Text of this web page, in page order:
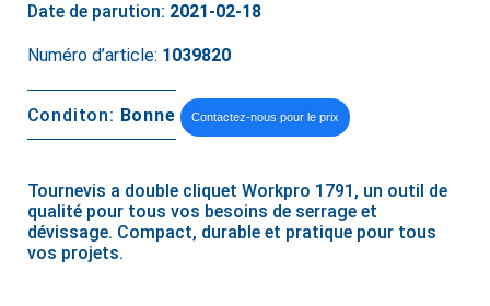
Date de parution: 2021-02-18
Numéro d’article: 1039820
Conditon: Bonne Contactez-nous pour le prix
Tournevis a double cliquet Workpro 1791, un outil de
qualité pour tous vos besoins de serrage et
dévissage. Compact, durable et pratique pour tous
vos projets.